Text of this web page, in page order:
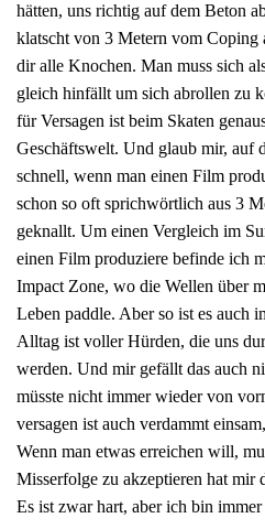
hätten, uns richtig auf dem Beton
klatscht von 3 Metern vom Coping
dir alle Knochen. Man muss sich
gleich hinfällt um sich abrollen zu
für Versagen ist beim Skaten
Geschäftswelt. Und glaub mir, auf
schnell, wenn man einen Film
schon so oft sprichwörtlich aus 3
geknallt. Um einen Vergleich im
einen Film produziere befinde ich
Impact Zone, wo die Wellen über
Leben paddle. Aber so ist es auch
Alltag ist voller Hürden, die uns
werden. Und mir gefällt das auch
müsste nicht immer wieder von
versagen ist auch verdammt
Wenn man etwas erreichen will,
Misserfolge zu akzeptieren hat mir
Es ist zwar hart, aber ich bin